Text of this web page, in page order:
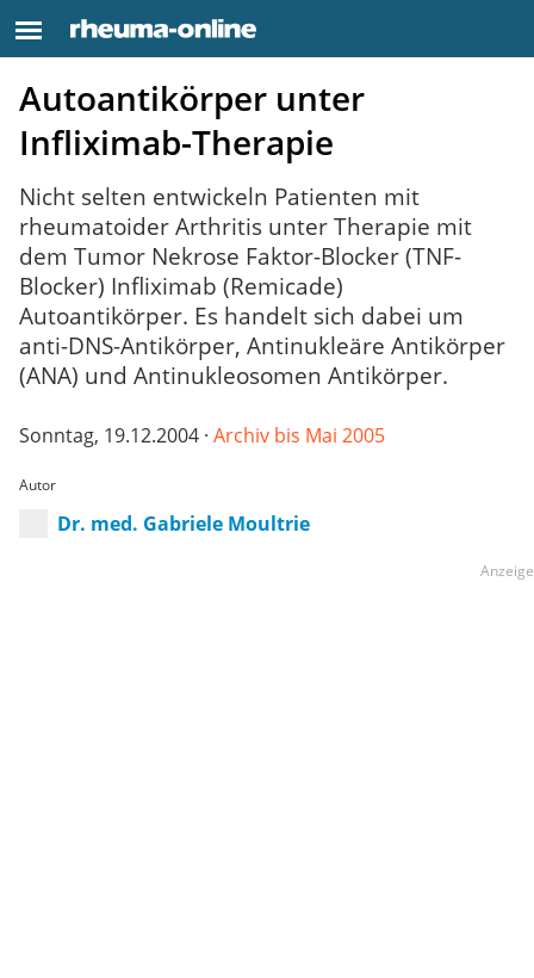
Autoantikörper unter
Infliximab-Therapie
Nicht selten entwickeln Patienten mit
rheumatoider Arthritis unter Therapie mit
dem Tumor Nekrose Faktor-Blocker (TNF-
Blocker) Infliximab (Remicade)
Autoantikörper. Es handelt sich dabei um
anti-DNS-Antikörper, Antinukleäre Antikörper
(ANA) und Antinukleosomen Antikörper.
Sonntag, 19.12.2004 · Archiv bis Mai 2005
Autor
Dr. med. Gabriele Moultrie